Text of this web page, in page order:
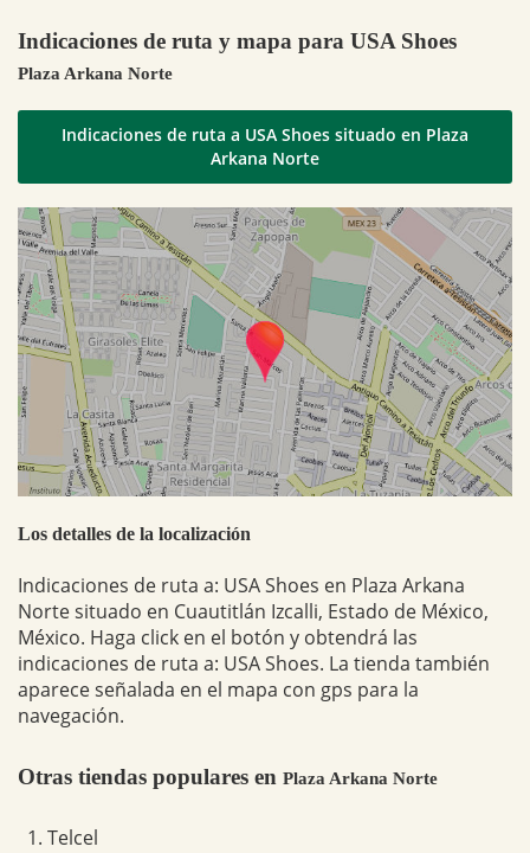
Indicaciones de ruta y mapa para USA Shoes
Plaza Arkana Norte
Indicaciones de ruta a USA Shoes situado en Plaza
Arkana Norte
Los detalles de la localización
Indicaciones de ruta a: USA Shoes en Plaza Arkana
Norte situado en Cuautitlán Izcalli, Estado de México,
México. Haga click en el botón y obtendrá las
indicaciones de ruta a: USA Shoes. La tienda también
aparece señalada en el mapa con gps para la
navegación.
Otras tiendas populares en Plaza Arkana Norte
1. Telcel